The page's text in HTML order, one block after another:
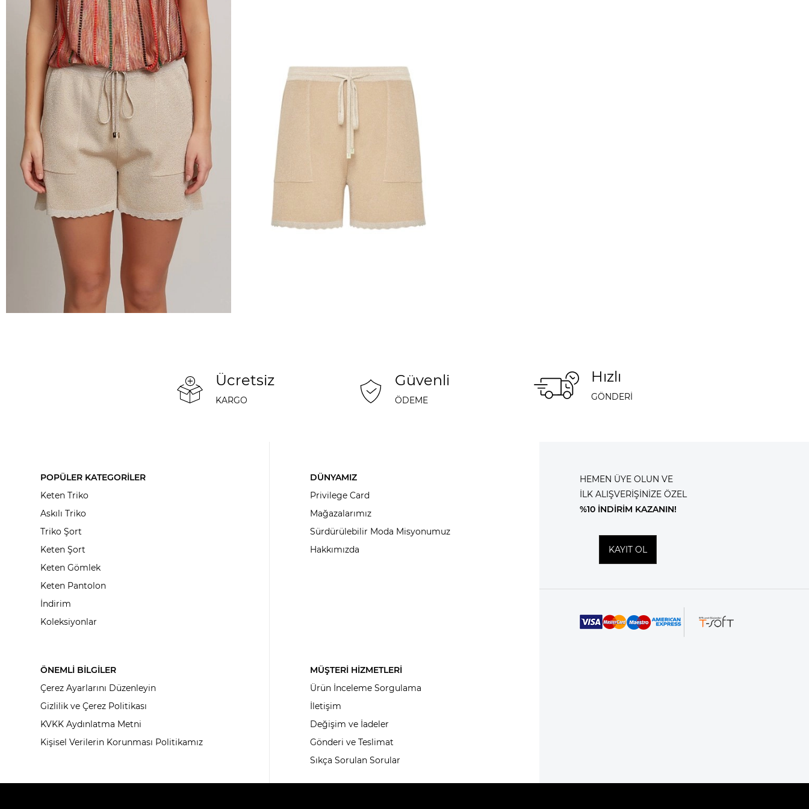
Ücretsiz
KARGO
Güvenli
ÖDEME
Hızlı
GÖNDERİ
POPÜLER KATEGORİLER
Keten Triko
Askılı Triko
Triko Şort
Keten Şort
Keten Gömlek
Keten Pantolon
İndirim
Koleksiyonlar
DÜNYAMIZ
Privilege Card
Mağazalarımız
Sürdürülebilir Moda Misyonumuz
Hakkımızda
ÖNEMLİ BİLGİLER
Çerez Ayarlarını Düzenleyin
Gizlilik ve Çerez Politikası
KVKK Aydınlatma Metni
Kişisel Verilerin Korunması Politikamız
MÜŞTERİ HİZMETLERİ
Ürün İnceleme Sorgulama
İletişim
Değişim ve İadeler
Gönderi ve Teslimat
Sıkça Sorulan Sorular
HEMEN ÜYE OLUN VE
İLK ALIŞVERİŞİNİZE ÖZEL
%10 İNDİRİM KAZANIN!
KAYIT OL